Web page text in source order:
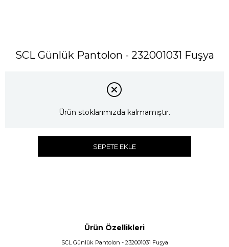
SCL Günlük Pantolon - 232001031 Fuşya
Ürün stoklarımızda kalmamıştır.
SEPETE EKLE
Ürün Özellikleri
SCL Günlük Pantolon - 232001031 Fuşya